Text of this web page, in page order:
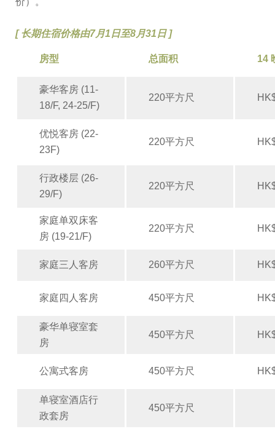
[ 长期住宿价格由7月1日至8月31日 ]
房型 总面积 14
豪华客房 (11-
18/F, 24-25/F)
220平方尺
优悦客房 (22-
23F)
220平方尺
行政楼层 (26-
29/F)
220平方尺
家庭单双床客
房 (19-21/F)
220平方尺
家庭三人客房 260平方尺
家庭四人客房 450平方尺
豪华单寝室套
房
450平方尺
公寓式客房 450平方尺
单寝室酒店行
政套房
450平方尺